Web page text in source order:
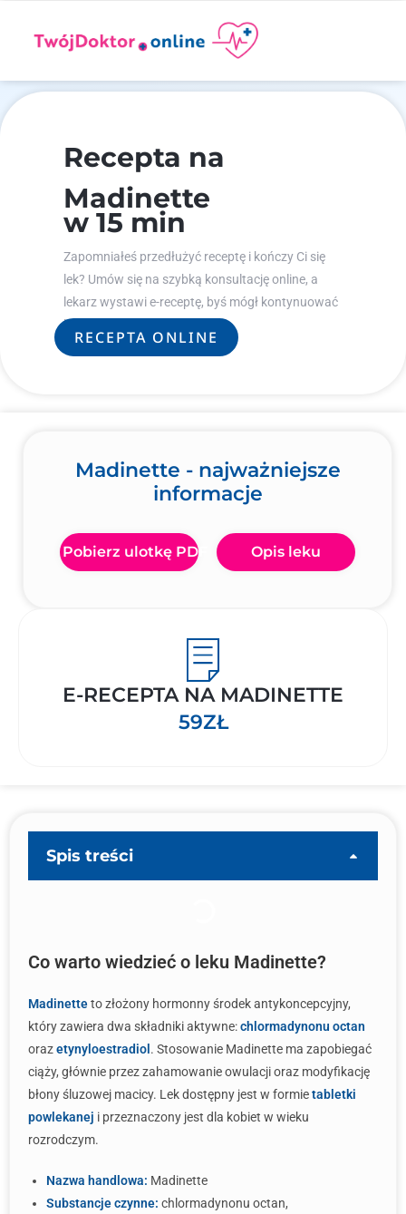
Recepta na
Madinette
w 15 min
Zapomniałeś przedłużyć receptę i kończy Ci się
lek? Umów się na szybką konsultację online, a
lekarz wystawi e-receptę, byś mógł kontynuować
leczenie.
RECEPTA ONLINE
Madinette - najważniejsze
informacje
Pobierz ulotkę PDF Opis leku
E-RECEPTA NA MADINETTE
59ZŁ
Spis treści
Co warto wiedzieć o leku Madinette?
Madinetteto złożony hormonny środek antykoncepcyjny,
który zawiera dwa składniki aktywne:chlormadynonu octan
orazetynyloestradiol . Stosowanie Madinette ma zapobiegać
ciąży, głównie przez zahamowanie owulacji oraz modyfikację
błony śluzowej macicy. Lek dostępny jest w formietabletki
powlekanej i przeznaczony jest dla kobiet w wieku
rozrodczym.
Nazwa handlowa: Madinette
Substancje czynne: chlormadynonu octan,